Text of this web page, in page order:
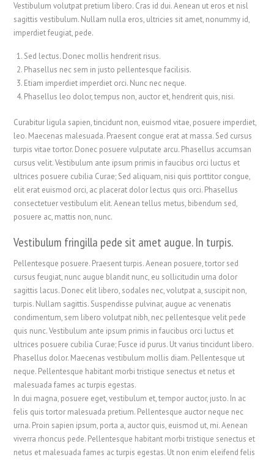
Vestibulum volutpat pretium libero. Cras id dui. Aenean ut eros et nisl
sagittis vestibulum. Nullam nulla eros, ultricies sit amet, nonummy id,
imperdiet feugiat, pede.
Sed lectus. Donec mollis hendrerit risus.
Phasellus nec sem in justo pellentesque facilisis.
Etiam imperdiet imperdiet orci. Nunc nec neque.
Phasellus leo dolor, tempus non, auctor et, hendrerit quis, nisi.
Curabitur ligula sapien, tincidunt non, euismod vitae, posuere imperdiet,
leo. Maecenas malesuada. Praesent congue erat at massa. Sed cursus
turpis vitae tortor. Donec posuere vulputate arcu. Phasellus accumsan
cursus velit. Vestibulum ante ipsum primis in faucibus orci luctus et
ultrices posuere cubilia Curae; Sed aliquam, nisi quis porttitor congue,
elit erat euismod orci, ac placerat dolor lectus quis orci. Phasellus
consectetuer vestibulum elit. Aenean tellus metus, bibendum sed,
posuere ac, mattis non, nunc.
Vestibulum fringilla pede sit amet augue. In turpis.
Pellentesque posuere. Praesent turpis. Aenean posuere, tortor sed
cursus feugiat, nunc augue blandit nunc, eu sollicitudin urna dolor
sagittis lacus. Donec elit libero, sodales nec, volutpat a, suscipit non,
turpis. Nullam sagittis. Suspendisse pulvinar, augue ac venenatis
condimentum, sem libero volutpat nibh, nec pellentesque velit pede
quis nunc. Vestibulum ante ipsum primis in faucibus orci luctus et
ultrices posuere cubilia Curae; Fusce id purus. Ut varius tincidunt libero.
Phasellus dolor. Maecenas vestibulum mollis diam. Pellentesque ut
neque. Pellentesque habitant morbi tristique senectus et netus et
malesuada fames ac turpis egestas.
In dui magna, posuere eget, vestibulum et, tempor auctor, justo. In ac
felis quis tortor malesuada pretium. Pellentesque auctor neque nec
urna. Proin sapien ipsum, porta a, auctor quis, euismod ut, mi. Aenean
viverra rhoncus pede. Pellentesque habitant morbi tristique senectus et
netus et malesuada fames ac turpis egestas. Ut non enim eleifend felis